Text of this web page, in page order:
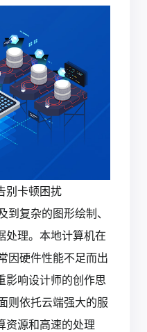
别卡顿困扰
复杂的图形绘制、
处理。本地计算机在
因硬件性能不足而出
影响设计师的创作思
则依托云端强大的服
资源和高速的处理